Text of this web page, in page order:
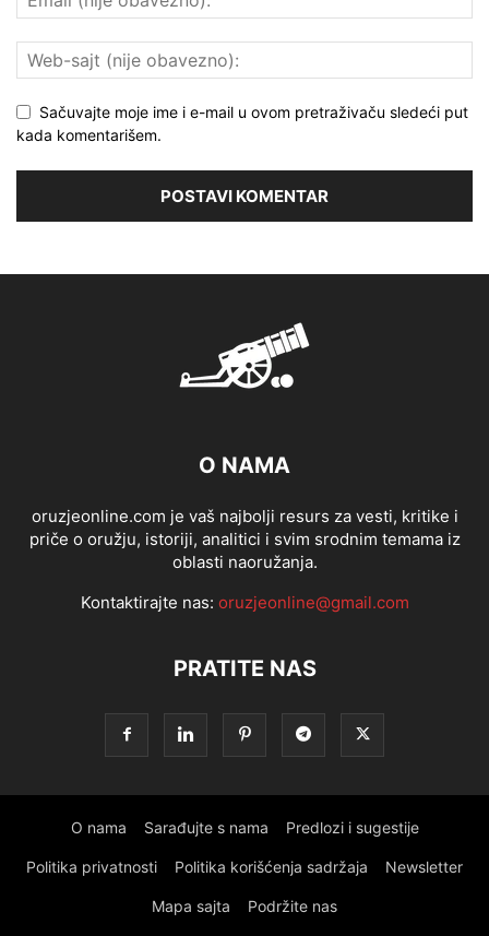
Sačuvajte moje ime i e-mail u ovom pretraživaču sledeći put
kada komentarišem.
O NAMA
oruzjeonline.com je vaš najbolji resurs za vesti, kritike i
priče o oružju, istoriji, analitici i svim srodnim temama iz
oblasti naoružanja.
Kontaktirajte nas: oruzjeonline@gmail.com
PRATITE NAS
O nama Sarađujte s nama Predlozi i sugestije
Politika privatnosti Politika korišćenja sadržaja Newsletter
Mapa sajta Podržite nas